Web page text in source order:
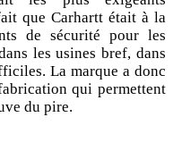
que Carhartt était à la
de sécurité pour les
les usines bref, dans
La marque a donc
qui permettent
du pire.